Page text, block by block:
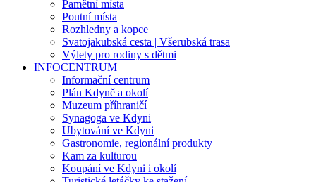
Pamětní místa
Poutní místa
Rozhledny a kopce
Svatojakubská cesta | Všerubská trasa
Výlety pro rodiny s dětmi
INFOCENTRUM
Informační centrum
Plán Kdyně a okolí
Muzeum příhraničí
Synagoga ve Kdyni
Ubytování ve Kdyni
Gastronomie, regionální produkty
Kam za kulturou
Koupání ve Kdyni i okolí